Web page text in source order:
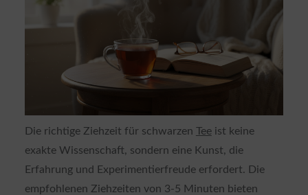
Die richtige Ziehzeit für schwarzen Teeist keine
exakte Wissenschaft, sondern eine Kunst, die
Erfahrung und Experimentierfreude erfordert. Die
empfohlenen Ziehzeiten von 3-5 Minuten bieten